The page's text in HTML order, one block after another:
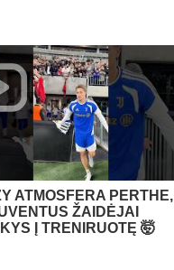
ATMOSFERA PERTHE,
ŽAIDĖJAI
Į TRENIRUOTĘ 🤯